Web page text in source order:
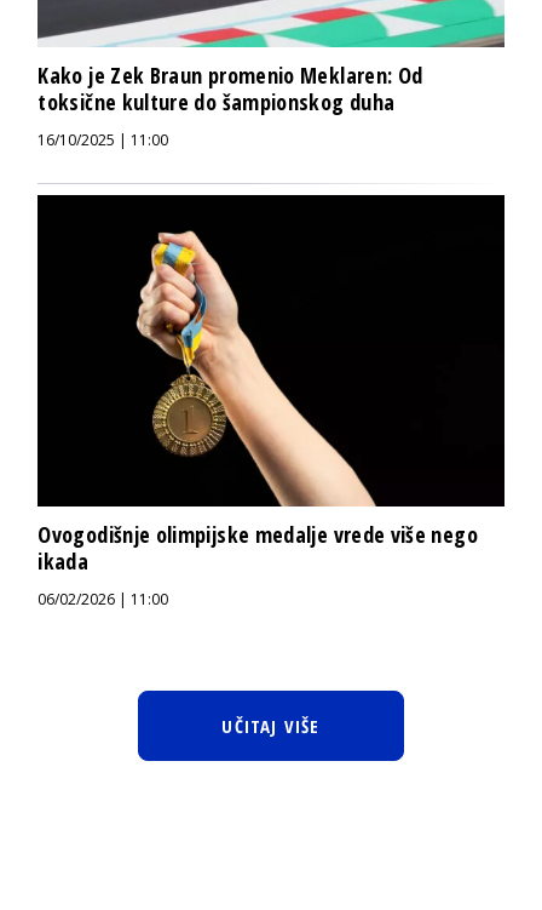
Kako je Zek Braun promenio Meklaren: Od
toksične kulture do šampionskog duha
16/10/2025 | 11:00
Ovogodišnje olimpijske medalje vrede više nego
ikada
06/02/2026 | 11:00
UČITAJ VIŠE